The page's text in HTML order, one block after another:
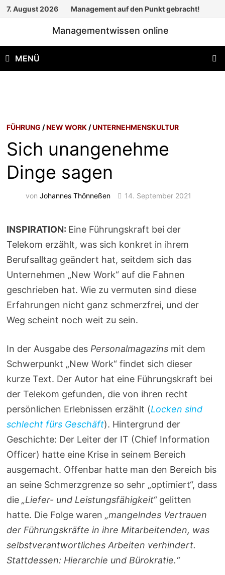
Zum
7. August 2026 Management auf den Punkt gebracht!
Managementwissen online
MENÜ
FÜHRUNG /NEW WORK /UNTERNEHMENSKULTUR
Sich unangenehme
Dinge sagen
vonJohannes Thönneßen 14. September 2021
INSPIRATION: Eine Führungskraft bei der
Telekom erzählt, was sich konkret in ihrem
Berufsalltag geändert hat, seitdem sich das
Unternehmen „New Work“ auf die Fahnen
geschrieben hat. Wie zu vermuten sind diese
Erfahrungen nicht ganz schmerzfrei, und der
Weg scheint noch weit zu sein.
In der Ausgabe des Personalmagazins mit dem
Schwerpunkt „New Work“ findet sich dieser
kurze Text. Der Autor hat eine Führungskraft bei
der Telekom gefunden, die von ihren recht
persönlichen Erlebnissen erzählt (Locken sind
schlecht fürs Geschäft). Hintergrund der
Geschichte: Der Leiter der IT (Chief Information
Officer) hatte eine Krise in seinem Bereich
ausgemacht. Offenbar hatte man den Bereich bis
an seine Schmerzgrenze so sehr „optimiert“, dass
die„Liefer- und Leistungsfähigkeit“gelitten
hatte. Die Folge waren„mangelndes Vertrauen
der Führungskräfte in ihre Mitarbeitenden, was
selbstverantwortliches Arbeiten verhindert.
Stattdessen: Hierarchie und Bürokratie.“